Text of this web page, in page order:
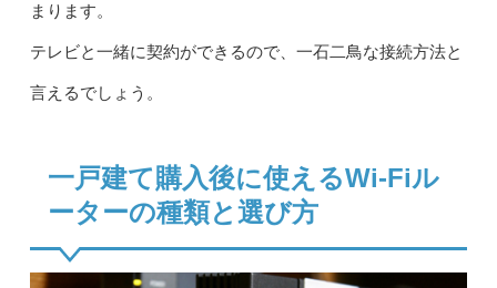
まります。
テレビと一緒に契約ができるので、一石二鳥な接続方法と
言えるでしょう。
一戸建て購入後に使えるWi-Fiル
ーターの種類と選び方